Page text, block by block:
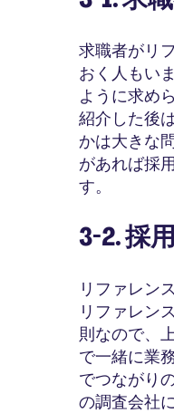
求職者がリ
おく人もい
ように求め
紹介した後
かは大きな
があれば採
す。
3-2. 採
リファレン
リファレン
則なので、
で一緒に業
でつながり
の調査会社